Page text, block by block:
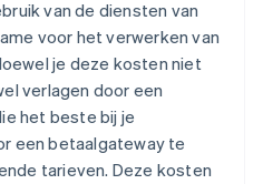
van de diensten van
voor het verwerken van
je deze kosten niet
verlagen door een
het beste bij je
een betaalgateway te
tarieven. Deze kosten